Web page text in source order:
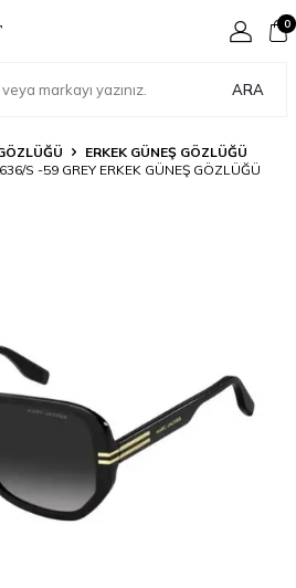
ARA
0
ERKEK GÜNEŞ GÖZLÜĞÜ
S -59 GREY ERKEK GÜNEŞ GÖZLÜĞÜ